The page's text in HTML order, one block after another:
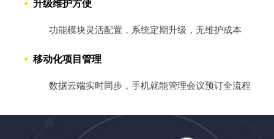
• 升级维护方便
功能模块灵活配置，系统定期升级，无维护成本
• 移动化项目管理
数据云端实时同步，手机就能管理会议预订全流程